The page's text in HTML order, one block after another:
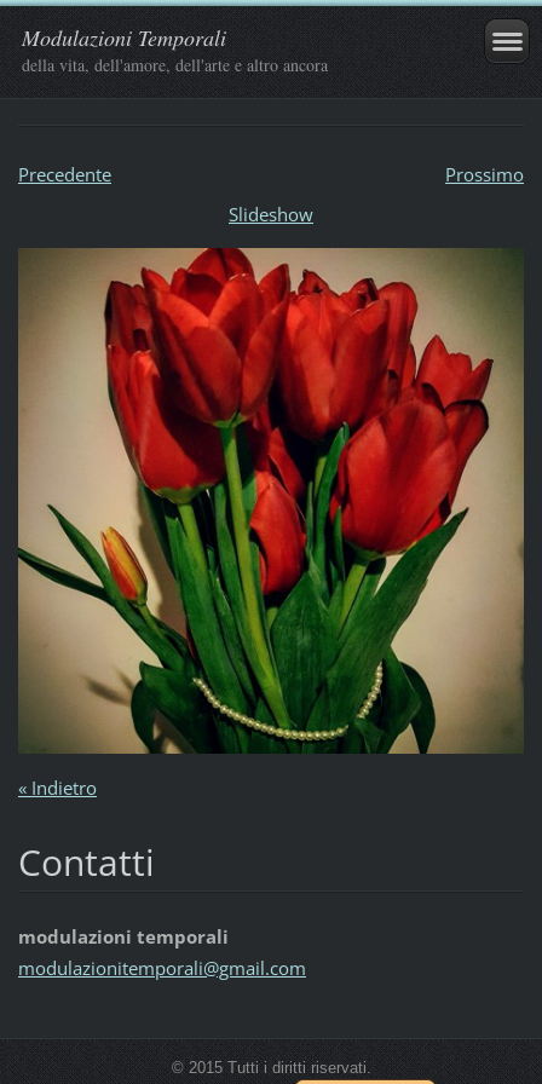
Modulazioni Temporali
della vita, dell'amore, dell'arte e altro ancora
Precedente
Prossimo
Slideshow
« Indietro
Contatti
modulazioni temporali
modulazionitemporali@gmail.com
© 2015 Tutti i diritti riservati.